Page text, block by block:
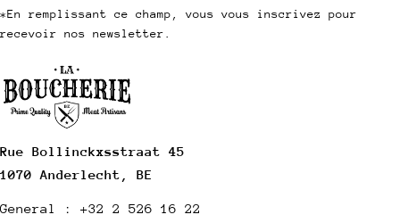
Rue Bollinckxsstraat 45
1070 Anderlecht, BE
General : +32 2 526 16 22
*En remplissant ce champ, vous vous inscrivez pour
recevoir nos newsletter.